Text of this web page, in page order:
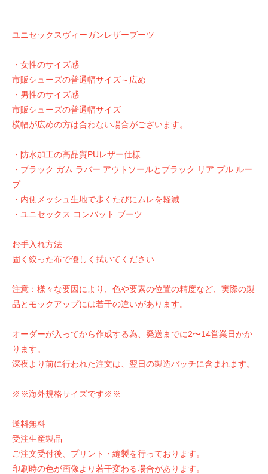
ユニセックスヴィーガンレザーブーツ
・女性のサイズ感
市販シューズの普通幅サイズ～広め
・男性のサイズ感
市販シューズの普通幅サイズ
横幅が広めの方は合わない場合がございます。
・防水加工の高品質PUレザー仕様
・ブラック ガム ラバー アウトソールとブラック リア プル ルー
プ
・内側メッシュ生地で歩くたびにムレを軽減
・ユニセックス コンバット ブーツ
お手入れ方法
固く絞った布で優しく拭いてください
注意：様々な要因により、色や要素の位置の精度など、実際の製
品とモックアップには若干の違いがあります。
オーダーが入ってから作成する為、発送までに2〜14営業日かか
ります。
深夜より前に行われた注文は、翌日の製造バッチに含まれます。
※※海外規格サイズです※※
送料無料
受注生産製品
ご注文受付後、プリント・縫製を行っております。
印刷時の色が画像より若干変わる場合があります。